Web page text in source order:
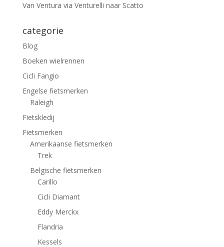
Van Ventura via Venturelli naar Scatto
categorie
Blog
Boeken wielrennen
Cicli Fangio
Engelse fietsmerken
Raleigh
Fietskledij
Fietsmerken
Amerikaanse fietsmerken
Trek
Belgische fietsmerken
Carillo
Cicli Diamant
Eddy Merckx
Flandria
Kessels